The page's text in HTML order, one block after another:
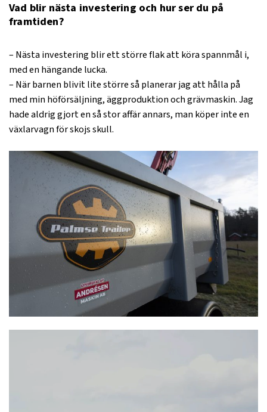
Vad blir nästa investering och hur ser du på
framtiden?
– Nästa investering blir ett större flak att köra spannmål i,
med en hängande lucka.
– När barnen blivit lite större så planerar jag att hålla på
med min höförsäljning, äggproduktion och grävmaskin. Jag
hade aldrig gjort en så stor affär annars, man köper inte en
växlarvagn för skojs skull.